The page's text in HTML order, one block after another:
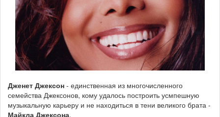
Дженет Джексон - единственная из многочисленного
семейства Джексонов, кому удалось построить усмпешную
музыкальную карьеру и не находиться в тени великого брата -
Майкла Джексона.